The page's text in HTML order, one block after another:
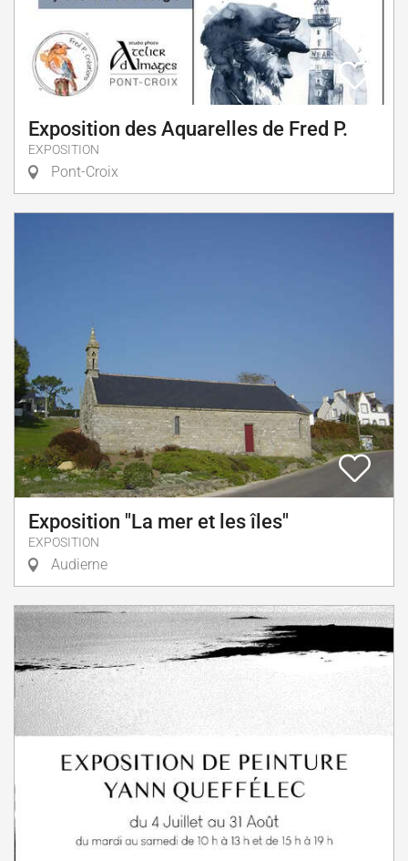
Exposition des Aquarelles de Fred P.
EXPOSITION
Pont-Croix
Exposition "La mer et les îles"
EXPOSITION
Audierne